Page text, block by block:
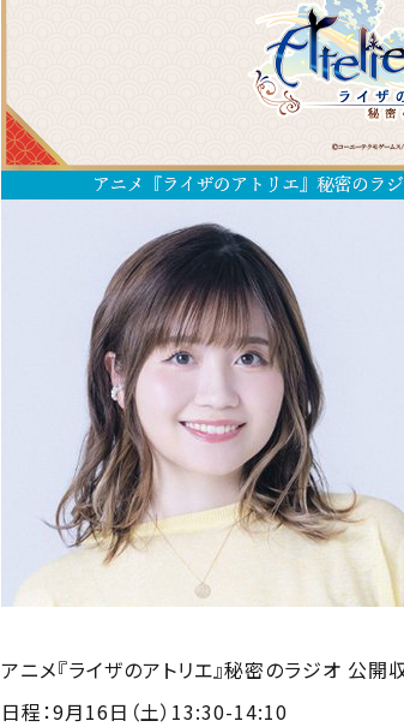
アニメ『ライザのアトリエ』秘密のラジオ 公
日程：9月16日（土）13:30-14:10